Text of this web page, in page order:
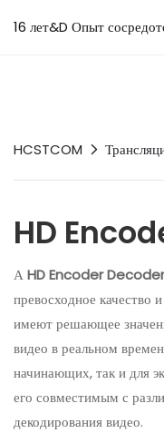
16 лет&D Опыт
HCSTCOM
HD
АHD Encoder
превосходное качество
имеют решающее
видео в реальном
начинающих, так и для
его совместимым с
декодирования видео.